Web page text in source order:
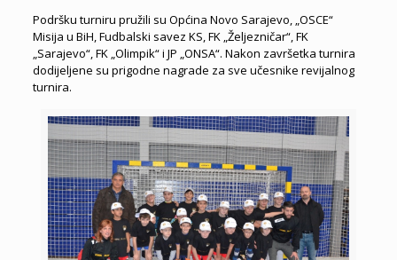
Podršku turniru pružili su Općina Novo Sarajevo, „OSCE“
Misija u BiH, Fudbalski savez KS, FK „Željezničar“, FK
„Sarajevo“, FK „Olimpik“ i JP „ONSA“. Nakon završetka turnira
dodijeljene su prigodne nagrade za sve učesnike revijalnog
turnira.